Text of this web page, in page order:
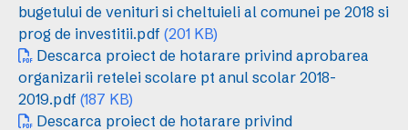
bugetului de venituri si cheltuieli al comunei pe 2018 si
prog de investitii.pdf (201 KB)
Descarca proiect de hotarare privind aprobarea
organizarii retelei scolare pt anul scolar 2018-
2019.pdf (187 KB)
Descarca proiect de hotarare privind